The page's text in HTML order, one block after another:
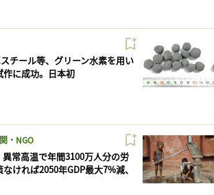
スチール等、グリーン水素を用い
作に成功。日本初
・NGO
異常高温で年間3100万人分の労
ければ2050年GDP最大7%減、